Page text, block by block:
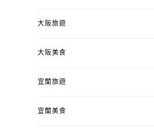
大阪旅遊
大阪美食
宜蘭旅遊
宜蘭美食